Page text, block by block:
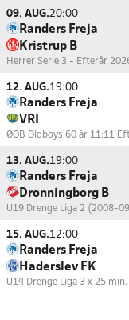
09. AUG.20:00
Randers Freja
Kristrup B
Herrer Serie 3 - Efterår
12. AUG.19:00
Randers Freja
VRI
ØOB Oldboys 60 år 11:11
13. AUG.19:00
Randers Freja
Dronningborg B
U19 Drenge Liga 2 (2008-
15. AUG.12:00
Randers Freja
Haderslev FK
U14 Drenge Liga 3 x 25